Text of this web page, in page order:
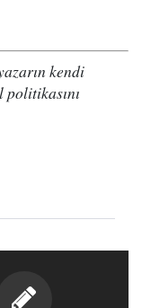
kendi